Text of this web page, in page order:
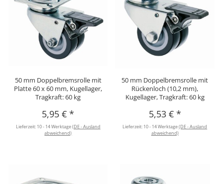
50 mm Doppelbremsrolle mit
Platte 60 x 60 mm, Kugellager,
Tragkraft: 60 kg
5,95 €*
Lieferzeit: 10 - 14 Werktage(DE - Ausland
abweichend)
50 mm Doppelbremsrolle mit
Rückenloch (10,2 mm),
Kugellager, Tragkraft: 60 kg
5,53 € *
Lieferzeit: 10 - 14 Werktage(DE - Ausland
abweichend)